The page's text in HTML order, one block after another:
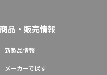
商品・販売情報
新製品情報
メーカーで探す